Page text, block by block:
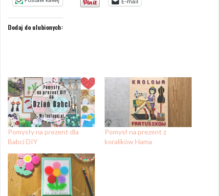
Dodaj do ulubionych:
Pomysły na prezent dla
Babci DIY
Pomysł na prezent z
koralików Hama